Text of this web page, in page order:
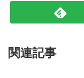
関連記事